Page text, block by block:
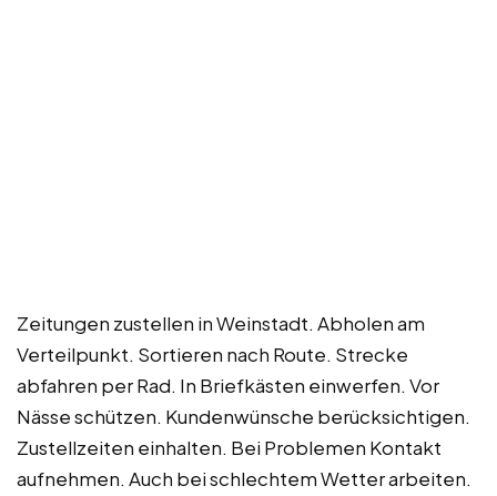
Zeitungen zustellen in Weinstadt. Abholen am
Verteilpunkt. Sortieren nach Route. Strecke
abfahren per Rad. In Briefkästen einwerfen. Vor
Nässe schützen. Kundenwünsche berücksichtigen.
Zustellzeiten einhalten. Bei Problemen Kontakt
aufnehmen. Auch bei schlechtem Wetter arbeiten.